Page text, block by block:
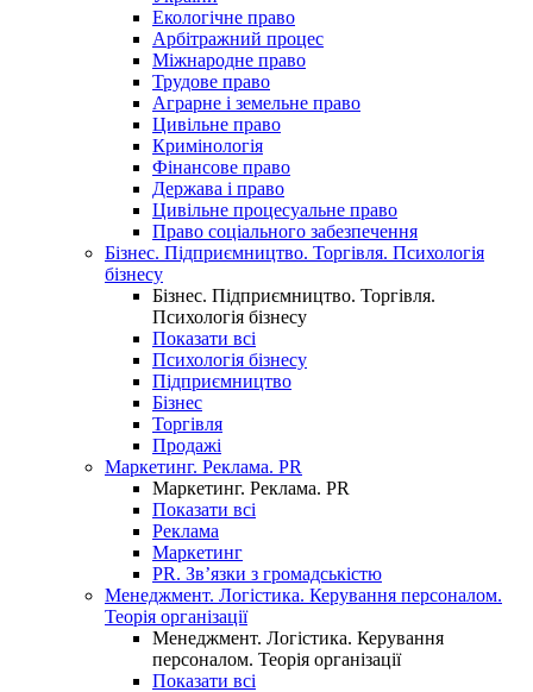
Екологічне право
Арбітражний процес
Міжнародне право
Трудове право
Аграрне і земельне право
Цивільне право
Кримінологія
Фінансове право
Держава і право
Цивільне процесуальне право
Право соціального забезпечення
Бізнес. Підприємництво. Торгівля. Психологія
бізнесу
Бізнес. Підприємництво. Торгівля.
Психологія бізнесу
Показати всі
Психологія бізнесу
Підприємництво
Бізнес
Торгівля
Продажі
Маркетинг. Реклама. PR
Маркетинг. Реклама. PR
Показати всі
Реклама
Маркетинг
PR. Зв’язки з громадськістю
Менеджмент. Логістика. Керування персоналом.
Теорія організації
Менеджмент. Логістика. Керування
персоналом. Теорія організації
Показати всі